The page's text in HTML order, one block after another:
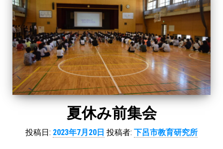
夏休み前集会
投稿日: 2023年7月20日 投稿者: 下呂市教育研究所